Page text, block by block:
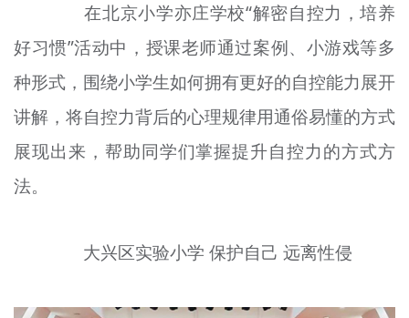
在北京小学亦庄学校“解密自控力，培养
好习惯”活动中，授课老师通过案例、小游戏等多
种形式，围绕小学生如何拥有更好的自控能力展开
讲解，将自控力背后的心理规律用通俗易懂的方式
展现出来，帮助同学们掌握提升自控力的方式方
法。
大兴区实验小学 保护自己 远离性侵